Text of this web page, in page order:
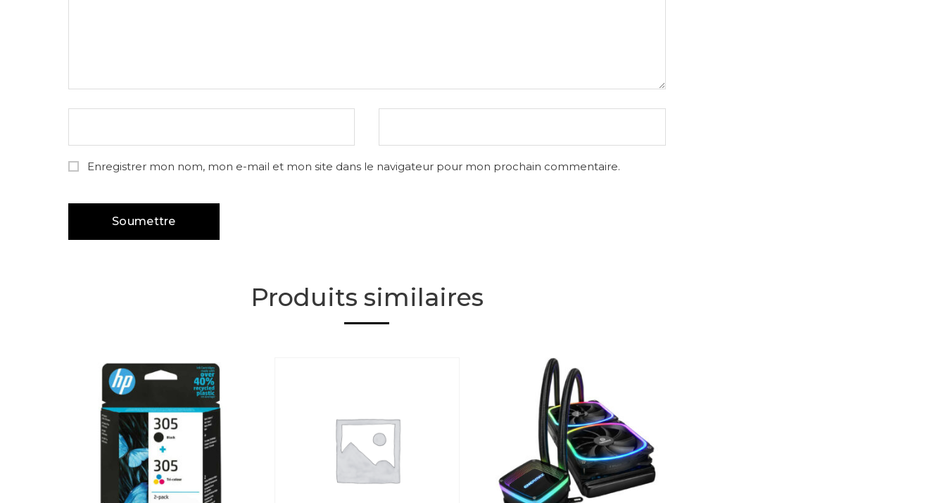
Enregistrer mon nom, mon e-mail et mon site dans le navigateur pour mon prochain commentaire.
Produits similaires